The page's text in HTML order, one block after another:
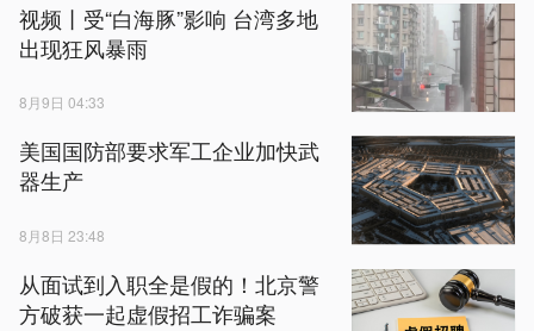
视频丨受“白海豚”影响 台湾多地
出现狂风暴雨
8月9日 04:33
美国国防部要求军工企业加快武
器生产
8月8日 23:48
从面试到入职全是假的！北京警
方破获一起虚假招工诈骗案